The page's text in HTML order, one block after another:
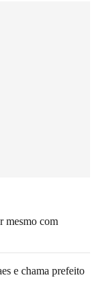
mesmo com
e chama prefeito